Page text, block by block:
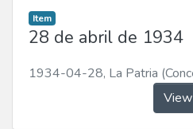
Item
28 de abril de 1934
1934-04-28, La Patria
View